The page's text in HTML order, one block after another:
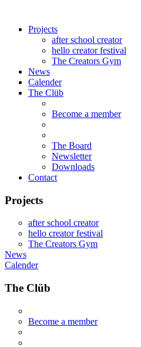
Projects
after school creator
hello creator festival
The Creators Gym
News
Calender
The Clüb
Become a member
The Board
Newsletter
Downloads
Contact
Projects
after school creator
hello creator festival
The Creators Gym
News
Calender
The Clüb
Become a member